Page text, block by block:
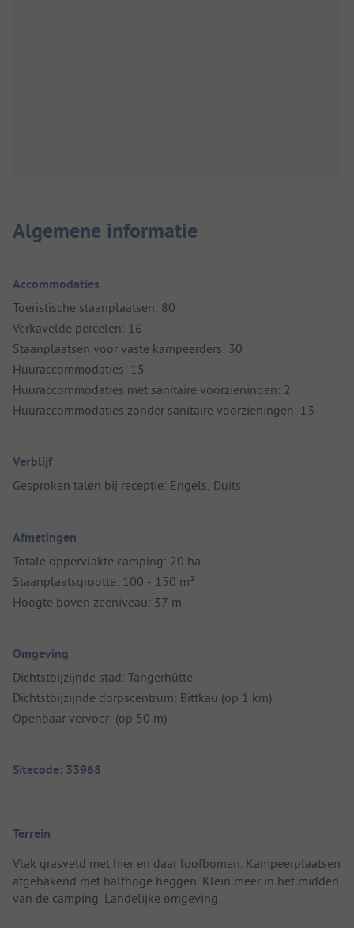
Algemene informatie
Accommodaties
Toeristische staanplaatsen: 80
Verkavelde percelen: 16
Staanplaatsen voor vaste kampeerders: 30
Huuraccommodaties: 15
Huuraccommodaties met sanitaire voorzieningen: 2
Huuraccommodaties zonder sanitaire voorzieningen: 13
Verblijf
Gesproken talen bij receptie: Engels, Duits
Afmetingen
Totale oppervlakte camping: 20 ha
Staanplaatsgrootte: 100 - 150 m²
Hoogte boven zeeniveau: 37 m
Omgeving
Dichtstbijzijnde stad: Tangerhütte
Dichtstbijzijnde dorpscentrum: Bittkau (op 1 km)
Openbaar vervoer: (op 50 m)
Sitecode: 33968
Terrein
Vlak grasveld met hier en daar loofbomen. Kampeerplaatsen
afgebakend met halfhoge heggen. Klein meer in het midden
van de camping. Landelijke omgeving.